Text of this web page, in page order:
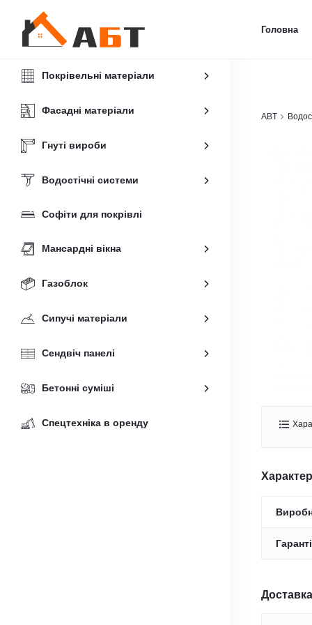
Головна
Покрівельні матеріали
Фасадні матеріали
Гнуті вироби
Водостічні системи
Софіти для покрівлі
Мансардні вікна
Газоблок
Сипучі матеріали
Сендвіч панелі
Бетонні суміші
Спецтехніка в оренду
ABT